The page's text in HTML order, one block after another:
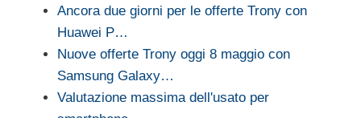
Ancora due giorni per le offerte Trony con
Huawei P…
Nuove offerte Trony oggi 8 maggio con
Samsung Galaxy…
Valutazione massima dell'usato per